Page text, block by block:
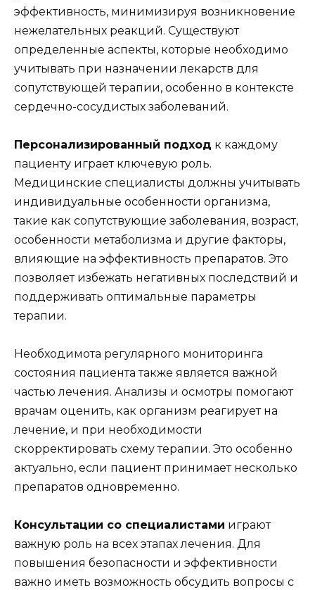
эффективность, минимизируя возникновение
нежелательных реакций. Существуют
определенные аспекты, которые необходимо
учитывать при назначении лекарств для
сопутствующей терапии, особенно в контексте
сердечно-сосудистых заболеваний.
Персонализированный подход к каждому
пациенту играет ключевую роль.
Медицинские специалисты должны учитывать
индивидуальные особенности организма,
такие как сопутствующие заболевания, возраст,
особенности метаболизма и другие факторы,
влияющие на эффективность препаратов. Это
позволяет избежать негативных последствий и
поддерживать оптимальные параметры
терапии.
Необходимота регулярного мониторинга
состояния пациента также является важной
частью лечения. Анализы и осмотры помогают
врачам оценить, как организм реагирует на
лечение, и при необходимости
скорректировать схему терапии. Это особенно
актуально, если пациент принимает несколько
препаратов одновременно.
Консультации со специалистами играют
важную роль на всех этапах лечения. Для
повышения безопасности и эффективности
важно иметь возможность обсудить вопросы с